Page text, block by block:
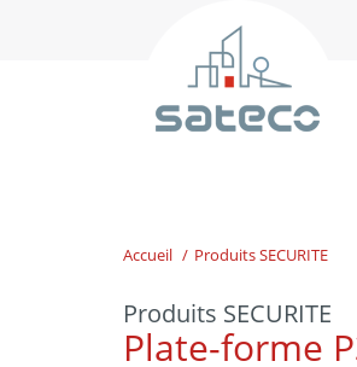
Accueil Produits SECURITE
Produits SECURITE
Plate-forme